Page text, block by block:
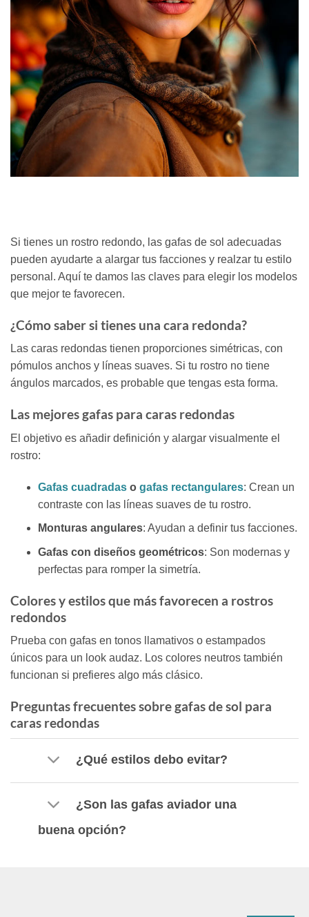
Si tienes un rostro redondo, las gafas de sol adecuadas
pueden ayudarte a alargar tus facciones y realzar tu estilo
personal. Aquí te damos las claves para elegir los modelos
que mejor te favorecen.
¿Cómo saber si tienes una cara redonda?
Las caras redondas tienen proporciones simétricas, con
pómulos anchos y líneas suaves. Si tu rostro no tiene
ángulos marcados, es probable que tengas esta forma.
Las mejores gafas para caras redondas
El objetivo es añadir definición y alargar visualmente el
rostro:
Gafas cuadradas o gafas rectangulares: Crean un
contraste con las líneas suaves de tu rostro.
Monturas angulares: Ayudan a definir tus facciones.
Gafas con diseños geométricos: Son modernas y
perfectas para romper la simetría.
Colores y estilos que más favorecen a rostros
redondos
Prueba con gafas en tonos llamativos o estampados
únicos para un look audaz. Los colores neutros también
funcionan si prefieres algo más clásico.
Preguntas frecuentes sobre gafas de sol para
caras redondas
¿Qué estilos debo evitar?
¿Son las gafas aviador una
buena opción?